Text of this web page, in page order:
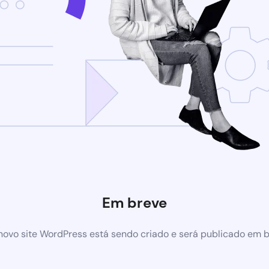
Em breve
site WordPress está sendo criado e será publicado em